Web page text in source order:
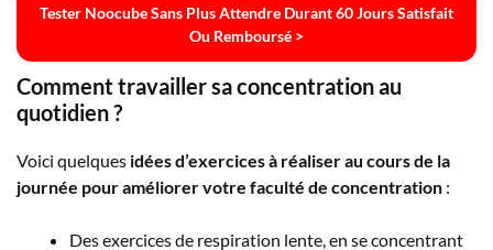
Tester Noocube Sans Plus Attendre Durant 60 Jours Satisfait
Ou Remboursé >
Comment travailler sa concentration au
quotidien ?
Voici quelques idées d’exercices à réaliser au cours de la
journée pour améliorer votre faculté de concentration :
Des exercices de respiration lente, en se concentrant